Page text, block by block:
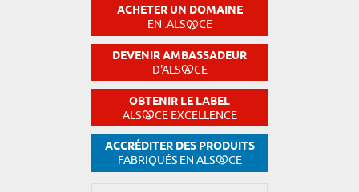
ACHETER UN DOMAINE
EN .ALS CE
DEVENIR AMBASSADEUR
D'ALS CE
OBTENIR LE LABEL
ALS CE EXCELLENCE
ACCRÉDITER DES PRODUITS
FABRIQUÉS EN ALS CE